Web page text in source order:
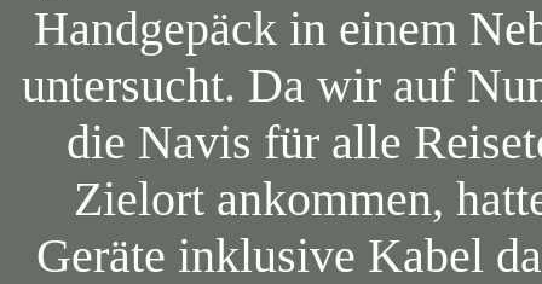
Handgepäck in einem
untersucht. Da wir auf
die Navis für alle
Zielort ankommen,
Geräte inklusive Kabel